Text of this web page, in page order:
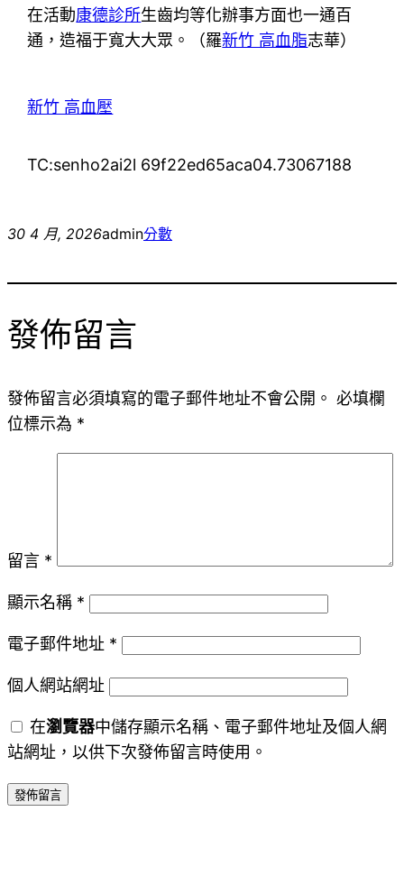
在活動康德診所生齒均等化辦事方面也一通百
通，造福于寬大大眾。（羅新竹 高血脂志華）
新竹 高血壓
TC:senho2ai2l 69f22ed65aca04.73067188
30 4 月, 2026admin分數
發佈留言
發佈留言必須填寫的電子郵件地址不會公開。 必填欄
位標示為 *
留言 *
顯示名稱 *
電子郵件地址 *
個人網站網址
在瀏覽器中儲存顯示名稱、電子郵件地址及個人網
站網址，以供下次發佈留言時使用。